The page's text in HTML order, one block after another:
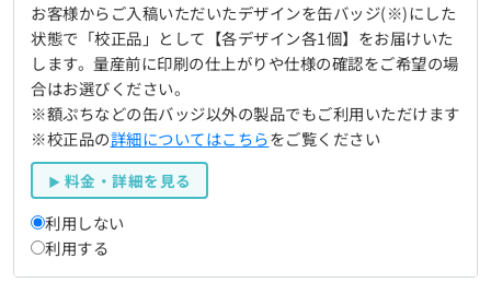
お客様からご入稿いただいたデザインを缶バッジ(※)にした
状態で「校正品」として【各デザイン各1個】をお届けいた
します。量産前に印刷の仕上がりや仕様の確認をご希望の場
合はお選びください。
※額ぷちなどの缶バッジ以外の製品でもご利用いただけます
※校正品の詳細についてはこちらをご覧ください
料金・詳細を見る
利用しない
利用する